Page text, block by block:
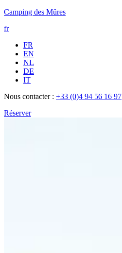
Camping des Mûres
fr
FR
EN
NL
DE
IT
Nous contacter : +33 (0)4 94 56 16 97
Réserver